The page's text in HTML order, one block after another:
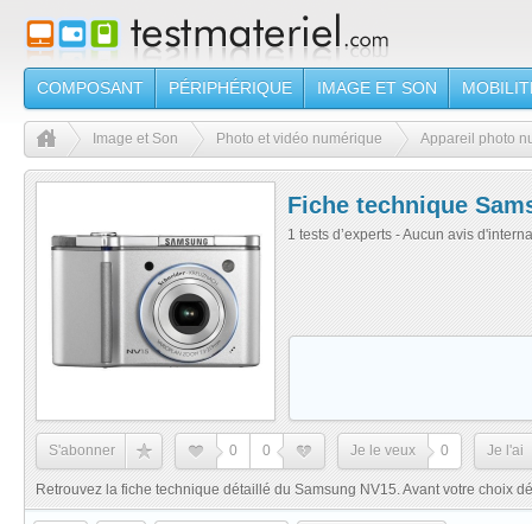
COMPOSANT PÉRIPHÉRIQUE IMAGE ET SON
Image et Son Photo et vidéo numérique Appareil photo
Fiche technique
1 tests d’experts - Aucun avis
S'abonner 0 0 Je le veux 0 Je l'ai
Retrouvez la fiche technique détaillé du Samsung NV15. Avant votre choix